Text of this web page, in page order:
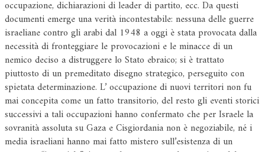
occupazione, dichiarazioni di leader di partito, ecc. Da questi
documenti emerge una verità incontestabile: nessuna delle guerre
israeliane contro gli arabi dal 1948 a oggi è stata provocata dalla
necessità di fronteggiare le provocazioni e le minacce di un
nemico deciso a distruggere lo Stato ebraico; si è trattato
piuttosto di un premeditato disegno strategico, perseguito con
spietata determinazione. L’ occupazione di nuovi territori non fu
mai concepita come un fatto transitorio, del resto gli eventi storici
successivi a tali occupazioni hanno confermato che per Israele la
sovranità assoluta su Gaza e Cisgiordania non è negoziabile, né i
media israeliani hanno mai fatto mistero sull’esistenza di un